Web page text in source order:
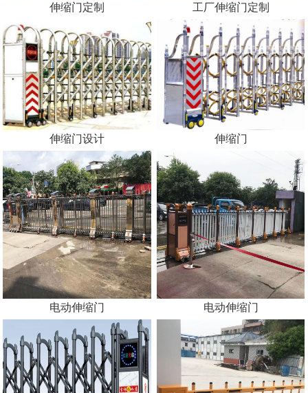
伸缩门定制 工厂伸缩门定制
伸缩门设计 伸缩门
电动伸缩门 电动伸缩门